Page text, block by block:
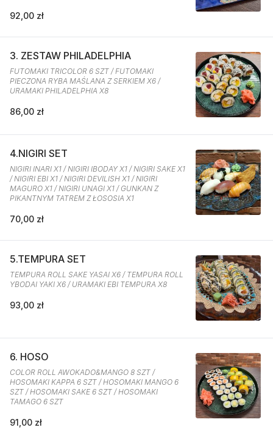
92,00 zł
3. ZESTAW PHILADELPHIA
FUTOMAKI TRICOLOR 6 SZT / FUTOMAKI
PIECZONA RYBA MAŚLANA Z SERKIEM X6 /
URAMAKI PHILADELPHIA X8
86,00 zł
4.NIGIRI SET
NIGIRI INARI X1 / NIGIRI IBODAY X1 / NIGIRI SAKE X1
/ NIGIRI EBI X1 / NIGIRI DEVILISH X1 / NIGIRI
MAGURO X1 / NIGIRI UNAGI X1 / GUNKAN Z
PIKANTNYM TATREM Z ŁOSOSIA X1
70,00 zł
5.TEMPURA SET
TEMPURA ROLL SAKE YASAI X6 / TEMPURA ROLL
YBODAI YAKI X6 / URAMAKI EBI TEMPURA X8
93,00 zł
6. HOSO
COLOR ROLL AWOKADO&MANGO 8 SZT /
HOSOMAKI KAPPA 6 SZT / HOSOMAKI MANGO 6
SZT / HOSOMAKI SAKE 6 SZT / HOSOMAKI
TAMAGO 6 SZT
91,00 zł